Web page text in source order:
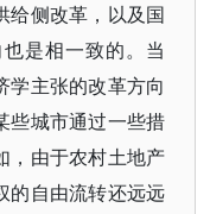
给侧改革，以及国
是相一致的。当
学主张的改革方向
些城市通过一些措
，由于农村土地产
的自由流转还远远